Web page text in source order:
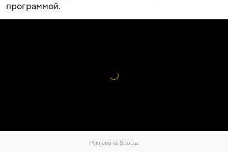
программой.
Реклама на Spot.uz